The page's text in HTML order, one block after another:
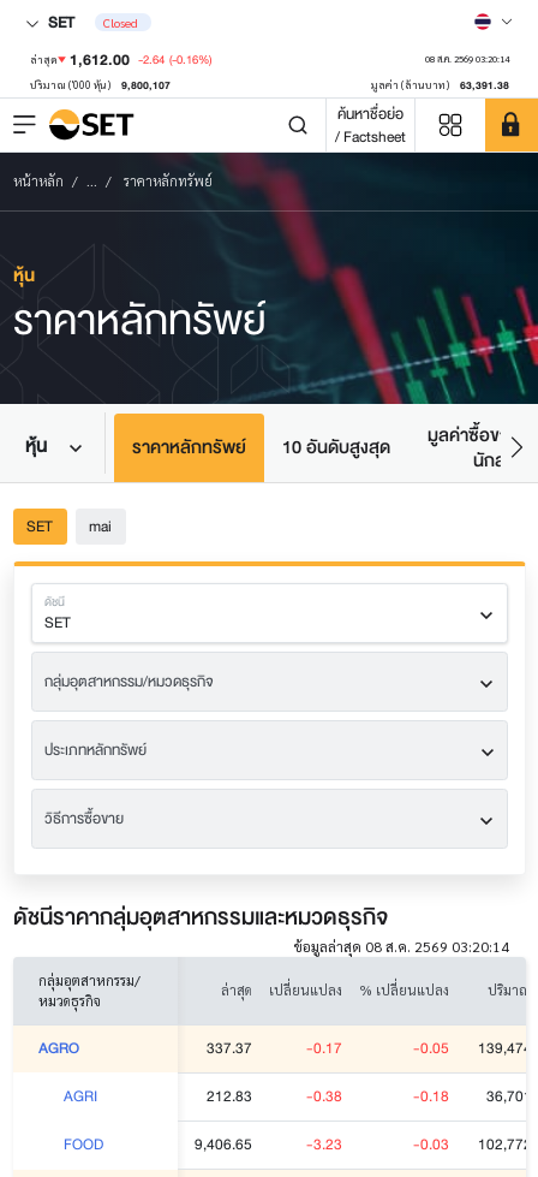
SET Closed
ล่าสุด 1,612.00 -2.64 (-0.16%) 08 ส.ค. 2569 03:20:14
ปริมาณ ('000 หุ้น) 9,800,107 มูลค่า (ล้านบาท) 63,391.38
ค้นหาชื่อย่อ
/ Factsheet
หน้าหลัก ... ราคาหลักทรัพย์
หุ้น
ราคาหลักทรัพย์
หุ้น
พรวมตลาด ราคาหลักทรัพย์ 10 อันดับสูงสุด
มูลค่าซื้อขายต
นักลงทุน
SET mai
ดัชนี
SET
กลุ่มอุตสาหกรรม/หมวดธุรกิจ
ประเภทหลักทรัพย์
วิธีการซื้อขาย
ดัชนีราคากลุ่มอุตสาหกรรมและหมวดธุรกิจ
ข้อมูลล่าสุด 08 ส.ค. 2569 03:20:14
กลุ่มอุตสาหกรรม/
หมวดธุรกิจ
ล่าสุด เปลี่ยนแปลง % เปลี่ยนแปลง ปริมาณ
AGRO 337.37 -0.17 -0.05
AGRI
212.83 -0.38 -0.18
FOOD
9,406.65 -3.23 -0.03